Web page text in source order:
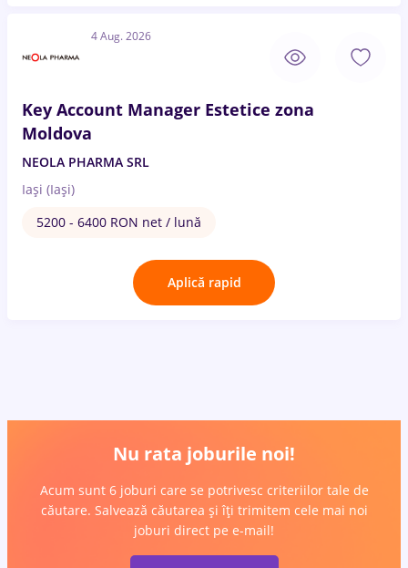
4 Aug. 2026
Key Account Manager Estetice zona
Moldova
NEOLA PHARMA SRL
Iași (Iași)
5200 - 6400 RON net / lună
Aplică rapid
Nu rata joburile noi!
Acum sunt 6 joburi care se potrivesc criteriilor tale de
căutare. Salvează căutarea și îți trimitem cele mai noi
joburi direct pe e-mail!